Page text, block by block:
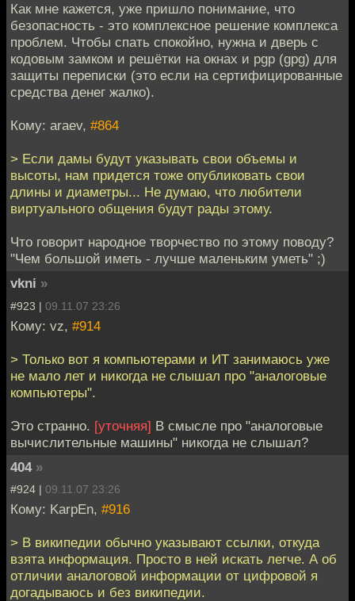
Как мне кажется, уже пришло понимание, что
безопасность - это комплексное решение комплекса
проблем. Чтобы спать спокойно, нужна и дверь с
кодовым замком и решётки на окнах и pgp (gpg) для
защиты переписки (это если на сертифицированные
средства денег жалко).
Кому: araev, #864
> Если дамы будут указывать свои объемы и
высоты, нам придется тоже опубликовать свои
длины и диаметры... Не думаю, что любители
виртуального общения будут рады этому.
Что говорит народное творчество по этому поводу?
"Чем большой иметь - лучше маленьким уметь" ;)
vkni »
#923 | 09.11.07 23:26
Кому: vz, #914
> Только вот я компьютерами и ИТ занимаюсь уже
не мало лет и никогда не слышал про "аналоговые
компьютеры".
Это странно. [уточняя] В смысле про "аналоговые
вычислительные машины" никогда не слышал?
404 »
#924 | 09.11.07 23:26
Кому: KarpEn, #916
> В википедии обычно указывают ссылки, откуда
взята информация. Просто в ней искать легче. А об
отличии аналоговой информации от цифровой я
догадываюсь и без википедии.